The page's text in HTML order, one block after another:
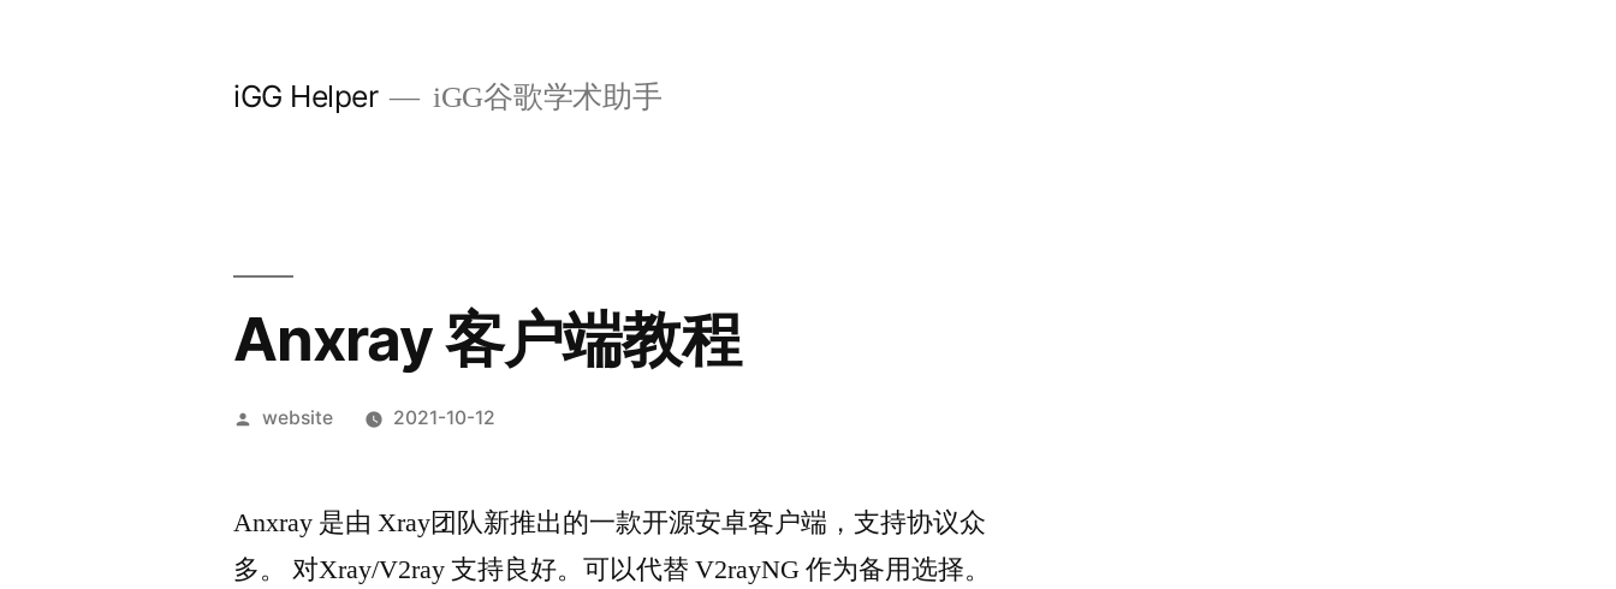
iGG Helper iGG谷歌学术助手
Anxray 客户端教程
Posted
website 2021-10-12
Anxray 是由 Xray团队新推出的一款开源安卓客户端，支持协议众
多。 对Xray/V2ray 支持良好。可以代替 V2rayNG 作为备用选择。